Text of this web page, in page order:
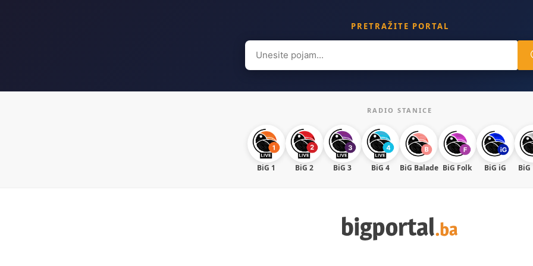
PRETRAŽITE PORTAL
Search
for:
RADIO STANICE
BiG 1 BiG 2 BiG 3 BiG 4 BiG Balade BiG Folk BiG iG BiG